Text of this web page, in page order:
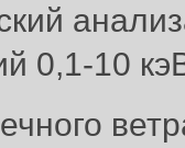
0,1-10